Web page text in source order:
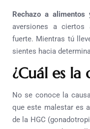
Rechazo a alimentos
aversiones a
fuerte. Mientras tú
sientes hacia
¿Cuál es la
No se conoce la
que este malestar es
de la HGC